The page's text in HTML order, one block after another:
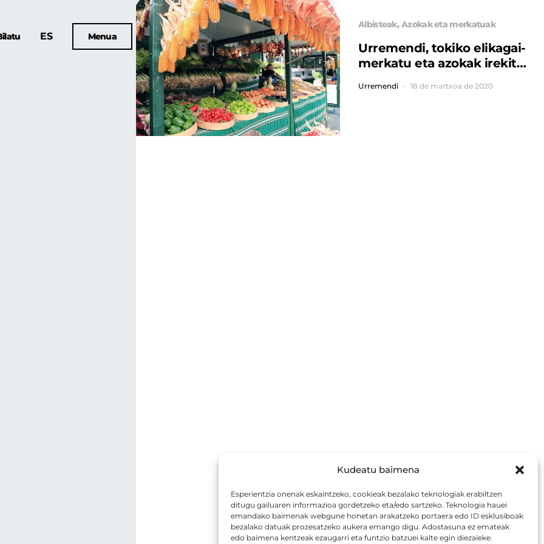
Kudeatu baimena
Esperientzia onenak eskaintzeko, cookieak bezalako teknologiak erabiltzen
ditugu gailuaren informazioa gordetzeko eta/edo sartzeko. Teknologia hauei
emandako baimenak webgune honetan arakatzeko portaera edo ID esklusiboak
bezalako datuak prozesatzeko aukera emango digu. Adostasuna ez emateak
edo baimena kentzeak ezaugarri eta funtzio batzuei kalte egin diezaieke.
ES Menua
Albisteak Azokak eta merkatuak
Urremendi, tokiko elikagai-
merkatu eta azokak irekita
da.
Urremendi 18 de martxoa de 2020